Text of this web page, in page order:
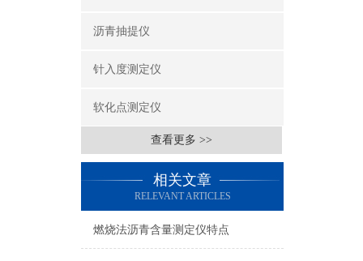
沥青抽提仪
针入度测定仪
软化点测定仪
查看更多 >>
相关文章
RELEVANT ARTICLES
燃烧法沥青含量测定仪特点